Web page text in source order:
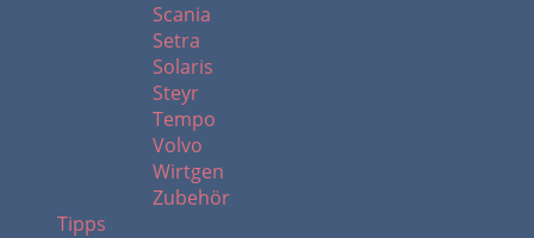
Scania
Setra
Solaris
Steyr
Tempo
Volvo
Wirtgen
Zubehör
Tipps